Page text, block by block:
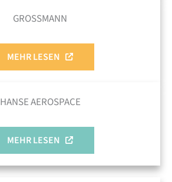
GROSSMANN
MEHR LESEN
HANSE AEROSPACE
MEHR LESEN